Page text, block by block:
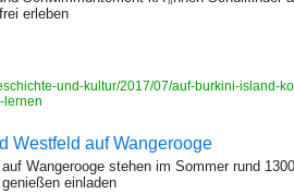
erleben
und-kultur/2017/07/auf-burkini-island-
lernen
Westfeld auf Wangerooge
Wangerooge stehen im Sommer rund
einladen